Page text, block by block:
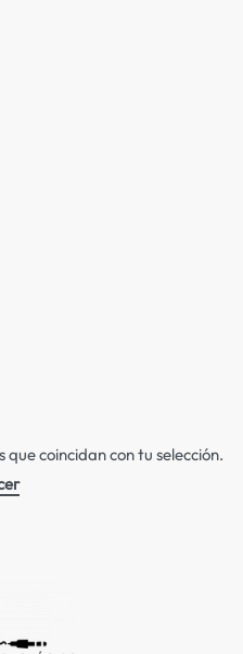
coincidan con tu selección.